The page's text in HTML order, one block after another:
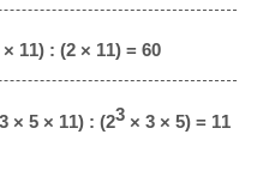
11) : (2 × 11) = 60
× 5 × 11) : (23 × 3 × 5) = 11